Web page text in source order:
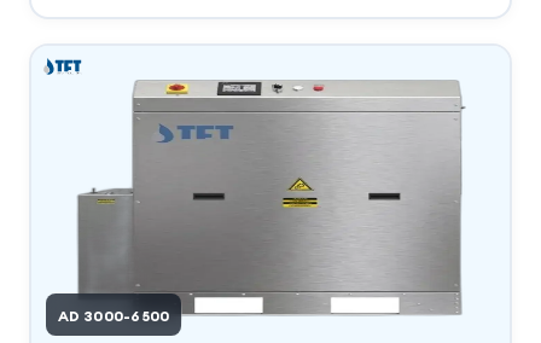
AD 3000-6500